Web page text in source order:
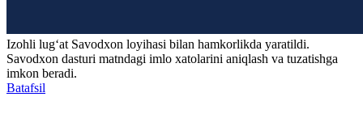
Izohli lugʻat Savodxon loyihasi bilan hamkorlikda yaratildi.
Savodxon dasturi matndagi imlo xatolarini aniqlash va tuzatishga
imkon beradi.
Batafsil